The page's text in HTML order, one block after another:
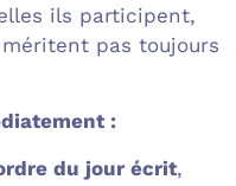
ils participent,
pas toujours
:
du jour écrit,